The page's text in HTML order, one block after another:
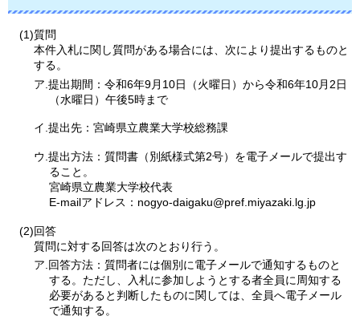
(1)質問
本件入札に関し質問がある場合には、次により提出するものと
する。
ア.提出期間：令和6年9月10日（火曜日）から令和6年10月2日
（水曜日）午後5時まで
イ.提出先：宮崎県立農業大学校総務課
ウ.提出方法：質問書（別紙様式第2号）を電子メールで提出す
ること。
宮崎県立農業大学校代表
E-mailアドレス：nogyo-daigaku@pref.miyazaki.lg.jp
(2)回答
質問に対する回答は次のとおり行う。
ア.回答方法：質問者には個別に電子メールで通知するものと
する。ただし、入札に参加しようとする者全員に周知する
必要があると判断したものに関しては、全員へ電子メール
で通知する。